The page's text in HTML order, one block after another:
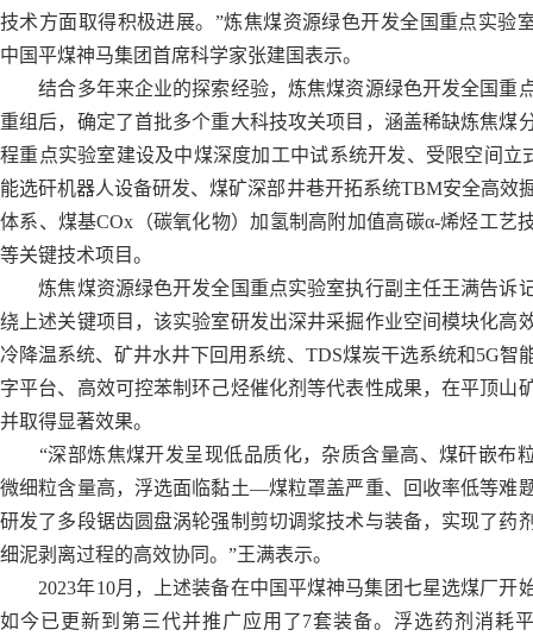
技术方面取得积极进展。”炼焦煤资源绿色开发全国重点实验
中国平煤神马集团首席科学家张建国表示。
结合多年来企业的探索经验，炼焦煤资源绿色开发全国重
重组后，确定了首批多个重大科技攻关项目，涵盖稀缺炼焦煤
程重点实验室建设及中煤深度加工中试系统开发、受限空间立
能选矸机器人设备研发、煤矿深部井巷开拓系统TBM安全高效
体系、煤基COx（碳氧化物）加氢制高附加值高碳α-烯烃工艺
等关键技术项目。
炼焦煤资源绿色开发全国重点实验室执行副主任王满告诉
绕上述关键项目，该实验室研发出深井采掘作业空间模块化高
冷降温系统、矿井水井下回用系统、TDS煤炭干选系统和5G智
字平台、高效可控苯制环己烃催化剂等代表性成果，在平顶山
并取得显著效果。
“深部炼焦煤开发呈现低品质化，杂质含量高、煤矸嵌布
微细粒含量高，浮选面临黏土—煤粒罩盖严重、回收率低等难
研发了多段锯齿圆盘涡轮强制剪切调浆技术与装备，实现了药
细泥剥离过程的高效协同。”王满表示。
2023年10月，上述装备在中国平煤神马集团七星选煤厂开
如今已更新到第三代并推广应用了7套装备。浮选药剂消耗